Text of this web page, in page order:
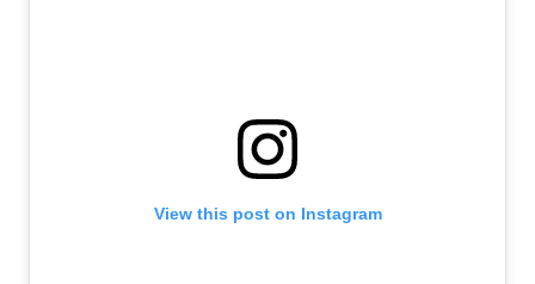
View this post on Instagram